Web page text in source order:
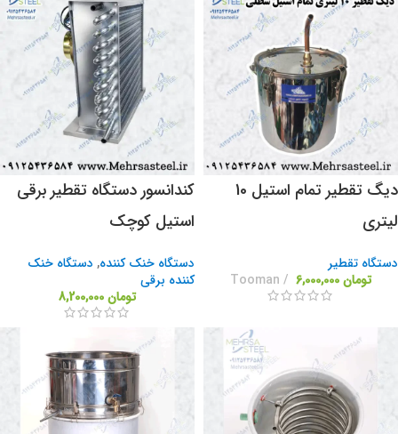
دیگ تقطیر تمام استیل 10
لیتری
دستگاه تقطیر
تومان
Tooman
کندانسور دستگاه تقطیر برقی
استیل کوچک
دستگاه خنک کننده, دستگاه خنک
کننده برقی
تومان